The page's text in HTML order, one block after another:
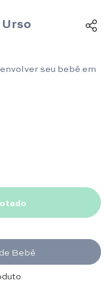
seu bebê em
- Urso Xadrez Azul
- Algodão Egípcio - Urso
Bebê